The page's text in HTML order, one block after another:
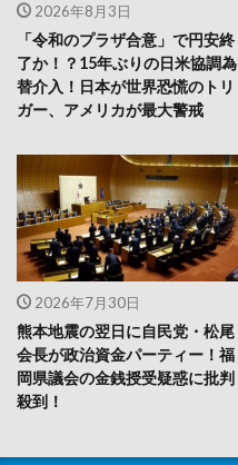
2026年8月3日
「令和のプラザ合意」で円安終
了か！？15年ぶりの日米協調為
替介入！日本が世界恐慌のトリ
ガー、アメリカが最大警戒
2026年7月30日
熊本地震の翌日に自民党・松尾
会長が政治資金パーティー！福
岡県議会の金銭授受疑惑に批判
殺到！